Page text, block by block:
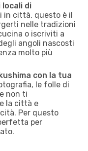
di
in città, questo è il
nelle tradizioni
o iscriviti a
angoli nascosti
molto più
con la tua
le folle di
non ti
la città e
Per questo
per